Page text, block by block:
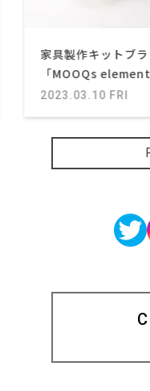
家具製作キットブ
「MOOQs
2023.03.10 FRI